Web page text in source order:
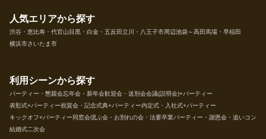
人気エリアから探す
渋谷・恵比寿・代官山目黒・白金・五反田立川・八王子市周辺池袋～高田馬場・早稲田
横浜市さいたま市
利用シーンから探す
パーティー・懇親会忘年会・新年会歓迎会・送別会会議(説明会)+パーティー
表彰式+パーティー祝賀会・記念式典+パーティー内定式・入社式+パーティー
キックオフ+パーティー 同窓会偲ぶ会・お別れの会・法要卒業パーティー・謝恩会・追いコン
結婚式二次会